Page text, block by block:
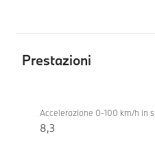
Prestazioni
318d
Berlina
Accelerazione 0-100 km/h in s
8,3